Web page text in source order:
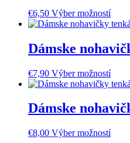
si
na
€6,50 Výber možnostíTento
si
na
Dámske
€7,90 Výber možnostíTento
si
Dámske
€8,00 Výber možnostíTento